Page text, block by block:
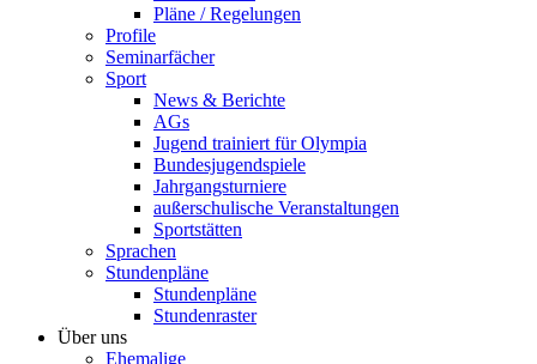
Pläne / Regelungen
Profile
Seminarfächer
Sport
News & Berichte
AGs
Jugend trainiert für Olympia
Bundesjugendspiele
Jahrgangsturniere
außerschulische Veranstaltungen
Sportstätten
Sprachen
Stundenpläne
Stundenpläne
Stundenraster
Über uns
Ehemalige